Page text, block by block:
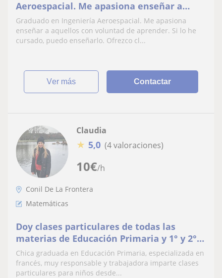
Aeroespacial. Me apasiona enseñar a
aquellos con voluntad de aprender
Graduado en Ingeniería Aeroespacial. Me apasiona
enseñar a aquellos con voluntad de aprender. Si lo he
cursado, puedo enseñarlo. Ofrezco cl...
ver más Contactar
10€/h
Claudia
★ 5,0 (4 valoraciones)
Conil De La Frontera
Matemáticas
Doy clases particulares de todas las
materias de Educación Primaria y 1° y 2°
de ESO
Chica graduada en Educación Primaria, especializada en
francés, muy responsable y trabajadora imparte clases
particulares para niños desde...